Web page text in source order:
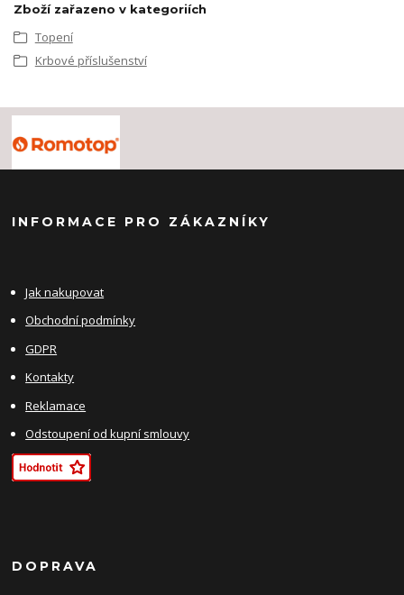
Zboží zařazeno v kategoriích
Topení
Krbové příslušenství
INFORMACE PRO ZÁKAZNÍKY
Jak nakupovat
Obchodní podmínky
GDPR
Kontakty
Reklamace
Odstoupení od kupní smlouvy
DOPRAVA